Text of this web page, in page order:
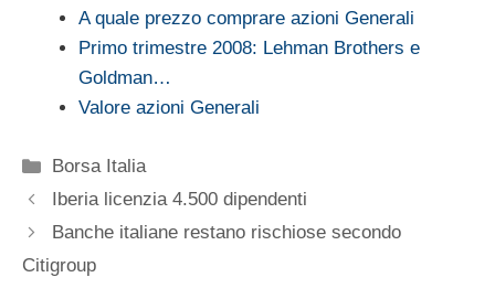
A quale prezzo comprare azioni Generali
Primo trimestre 2008: Lehman Brothers e
Goldman…
Valore azioni Generali
Categorie
Borsa Italia
Iberia licenzia 4.500 dipendenti
Banche italiane restano rischiose secondo
Citigroup